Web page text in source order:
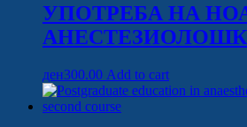
УПОТРЕБА НА
ден300.00 Add to cart